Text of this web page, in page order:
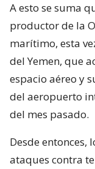
A esto se suma
productor de la
marítimo, esta
del Yemen, que
espacio aéreo y
del aeropuerto
del mes pasado.
Desde entonces,
ataques contra